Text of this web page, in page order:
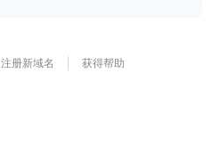
注册新域名 获得帮助